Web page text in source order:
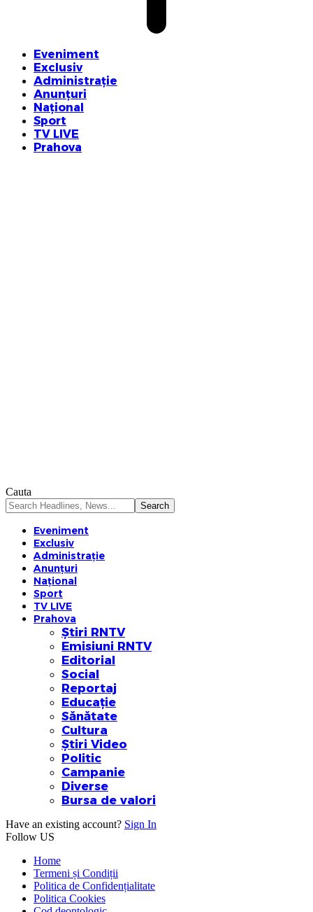
Eveniment
Exclusiv
Administrație
Anunțuri
Național
Sport
TV LIVE
Prahova
Cauta
Eveniment
Exclusiv
Administrație
Anunțuri
Național
Sport
TV LIVE
Prahova
Știri RNTV
Emisiuni RNTV
Editorial
Social
Reportaj
Educație
Sănătate
Cultura
Știri Video
Politic
Campanie
Diverse
Bursa de valori
Have an existing account? Sign In
Follow US
Home
Termeni și Condiții
Politica de Confidențialitate
Politica Cookies